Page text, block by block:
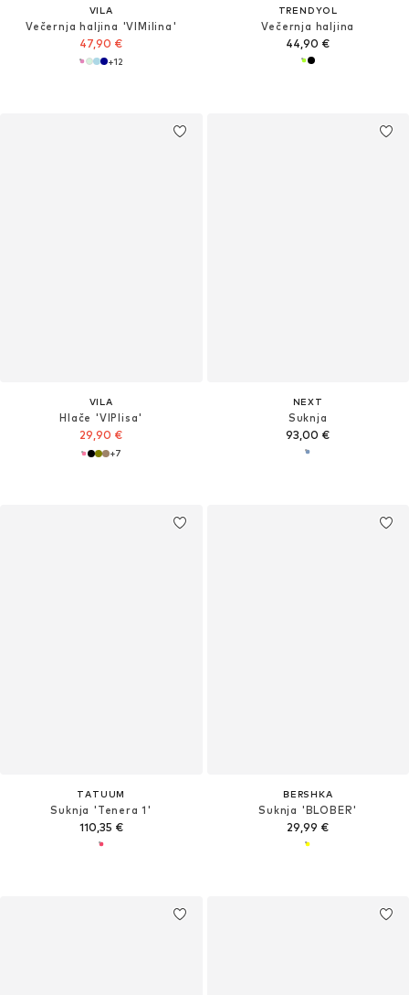
VILA
Večernja haljina 'VIMilina'
47,90 €
+12
TRENDYOL
Večernja haljina
44,90 €
VILA
Hlače 'VIPlisa'
29,90 €
+7
NEXT
Suknja
93,00 €
TATUUM
Suknja 'Tenera 1'
110,35 €
BERSHKA
Suknja 'BLOBER'
29,99 €